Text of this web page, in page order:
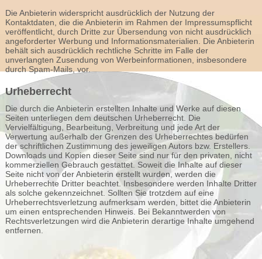
Die Anbieterin widerspricht ausdrücklich der Nutzung der
Kontaktdaten, die die Anbieterin im Rahmen der Impressumspflicht
veröffentlicht, durch Dritte zur Übersendung von nicht ausdrücklich
angeforderter Werbung und Informationsmaterialien. Die Anbieterin
behält sich ausdrücklich rechtliche Schritte im Falle der
unverlangten Zusendung von Werbeinformationen, insbesondere
durch Spam-Mails, vor.
Urheberrecht
Die durch die Anbieterin erstellten Inhalte und Werke auf diesen
Seiten unterliegen dem deutschen Urheberrecht. Die
Vervielfältigung, Bearbeitung, Verbreitung und jede Art der
Verwertung außerhalb der Grenzen des Urheberrechtes bedürfen
der schriftlichen Zustimmung des jeweiligen Autors bzw. Erstellers.
Downloads und Kopien dieser Seite sind nur für den privaten, nicht
kommerziellen Gebrauch gestattet. Soweit die Inhalte auf dieser
Seite nicht von der Anbieterin erstellt wurden, werden die
Urheberrechte Dritter beachtet. Insbesondere werden Inhalte Dritter
als solche gekennzeichnet. Sollten Sie trotzdem auf eine
Urheberrechtsverletzung aufmerksam werden, bittet die Anbieterin
um einen entsprechenden Hinweis. Bei Bekanntwerden von
Rechtsverletzungen wird die Anbieterin derartige Inhalte umgehend
entfernen.